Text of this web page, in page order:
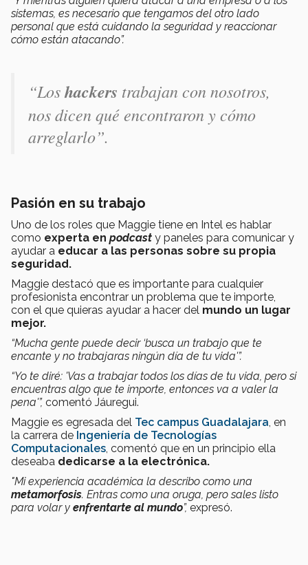
sistemas, es necesario que tengamos del otro lado
personal que está cuidando la seguridad y reaccionar
cómo están atacando”.
“Loshackers trabajan con nosotros,
nos dicen qué encontraron y cómo
arreglarlo”.
Pasión en su trabajo
Uno de los roles que Maggie tiene en Intel es hablar
como experta en podcast y paneles para comunicar y
ayudar a educar a las personas sobre su propia
seguridad.
Maggie destacó que es importante para cualquier
profesionista encontrar un problema que te importe,
con el que quieras ayudar a hacer del mundo un lugar
mejor.
“Mucha gente puede decir ‘busca un trabajo que te
encante y no trabajaras ningún día de tu vida'”.
“Yo te diré: 'Vas a trabajar todos los días de tu vida, pero si
encuentras algo que te importe, entonces va a valer la
pena'”, comentó Jáuregui.
Maggie es egresada del Tec campus Guadalajara, en
la carrera de Ingeniería de Tecnologías
Computacionales, comentó que en un principio ella
deseaba dedicarse a la electrónica.
"Mi experiencia académica la describo como una
metamorfosis. Entras como una oruga, pero sales listo
para volar y enfrentarte al mundo”, expresó.